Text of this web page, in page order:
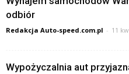
odbiór
Redakcja Auto-speed.com.pl - 11
Wypożyczalnia aut